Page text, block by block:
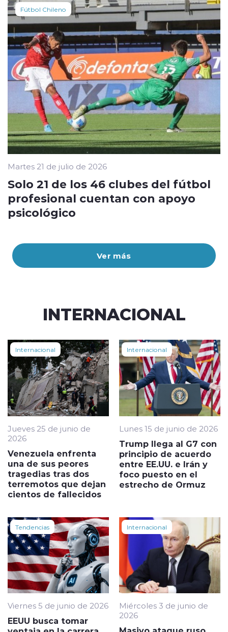
Ver más
Fútbol Chileno
Martes 21 de julio de 2026
Solo 21 de los 46 clubes del fútbol
profesional cuentan con apoyo
psicológico
INTERNACIONAL
Internacional
Jueves 25 de junio de
2026
Venezuela enfrenta
una de sus peores
tragedias tras dos
terremotos que dejan
cientos de fallecidos
Internacional
Lunes 15 de junio de 2026
Trump llega al G7 con
principio de acuerdo
entre EE.UU. e Irán y
foco puesto en el
estrecho de Ormuz
Tendencias
Viernes 5 de junio de 2026
EEUU busca tomar
Internacional
Miércoles 3 de junio de
2026